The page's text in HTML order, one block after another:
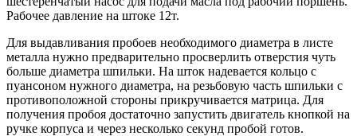
Рабочее давление на штоке 12т.
Для выдавливания пробоев необходимого диаметра в листе
металла нужно предварительно просверлить отверстия чуть
больше диаметра шпильки. На шток надевается кольцо с
пуансоном нужного диаметра, на резьбовую часть шпильки с
противоположной стороны прикручивается матрица. Для
получения пробоя достаточно запустить двигатель кнопкой на
ручке корпуса и через несколько секунд пробой готов.